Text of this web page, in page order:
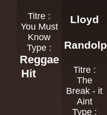
Titre :
You Must
Know
Type :
Reggae
Hit
Lloyd
Titre :
The
Break - it
Aint
Type :